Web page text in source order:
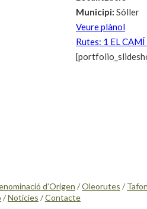
Municipi: Sóller
Veure plànol
Rutes: 1 EL
d’Origen /Oleorutes /
/Notícies /Contacte